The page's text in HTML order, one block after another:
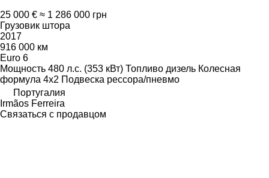
25 000 € ≈ 1 286 000 грн
Грузовик штора
2017
916 000 км
Euro 6
Мощность 480 л.с. (353 кВт) Топливо дизель Колесная
формула 4x2 Подвеска рессора/пневмо
Португалия
Irmãos Ferreira
Связаться с продавцом